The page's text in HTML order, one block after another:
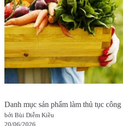
Danh mục sản phẩm làm thủ tục
bởi Bùi Diễm Kiều
20/06/2026